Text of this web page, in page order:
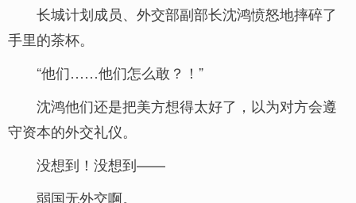
长城计划成员、外交部副部长沈鸿愤怒地摔碎了
手里的茶杯。
“他们……他们怎么敢？！”
沈鸿他们还是把美方想得太好了，以为对方会遵
守资本的外交礼仪。
没想到！没想到——
弱国无外交啊。